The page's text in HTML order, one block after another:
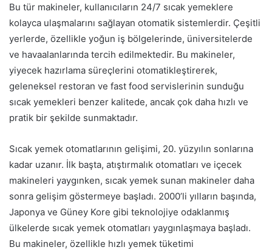
Bu tür makineler, kullanıcıların 24/7 sıcak yemeklere
kolayca ulaşmalarını sağlayan otomatik sistemlerdir. Çeşitli
yerlerde, özellikle yoğun iş bölgelerinde, üniversitelerde
ve havaalanlarında tercih edilmektedir. Bu makineler,
yiyecek hazırlama süreçlerini otomatikleştirerek,
geleneksel restoran ve fast food servislerinin sunduğu
sıcak yemekleri benzer kalitede, ancak çok daha hızlı ve
pratik bir şekilde sunmaktadır.
Sıcak yemek otomatlarının gelişimi, 20. yüzyılın sonlarına
kadar uzanır. İlk başta, atıştırmalık otomatları ve içecek
makineleri yaygınken, sıcak yemek sunan makineler daha
sonra gelişim göstermeye başladı. 2000’li yılların başında,
Japonya ve Güney Kore gibi teknolojiye odaklanmış
ülkelerde sıcak yemek otomatları yaygınlaşmaya başladı.
Bu makineler, özellikle hızlı yemek tüketimi